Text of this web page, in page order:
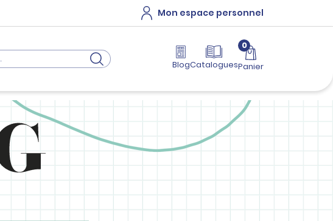
Mon espace personnel
BlogCatalogues
0
Panier